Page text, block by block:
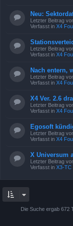
Neu:
Letzter Beitrag
Verfasst in X4
Letzter Beitrag
Verfasst in X4
Nach entern,
Letzter Beitrag
Verfasst in X4
X4 Ver. 2.6
Letzter Beitrag
Verfasst in X4
Egosoft
Letzter Beitrag
Verfasst in X4
X Universum
Letzter Beitrag
Verfasst in X3-TC
Die Suche ergab 672